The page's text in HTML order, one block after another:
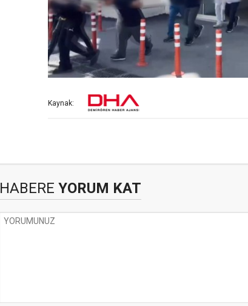
Kaynak:
HABERE YORUM KAT